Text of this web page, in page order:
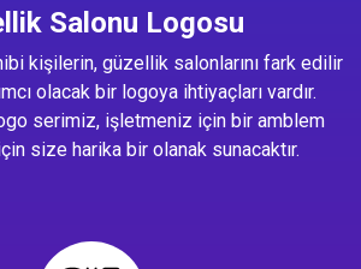
Salonu Logosu
kişilerin, güzellik salonlarını fark edilir
olacak bir logoya ihtiyaçları vardır.
serimiz, işletmeniz için bir amblem
size harika bir olanak sunacaktır.